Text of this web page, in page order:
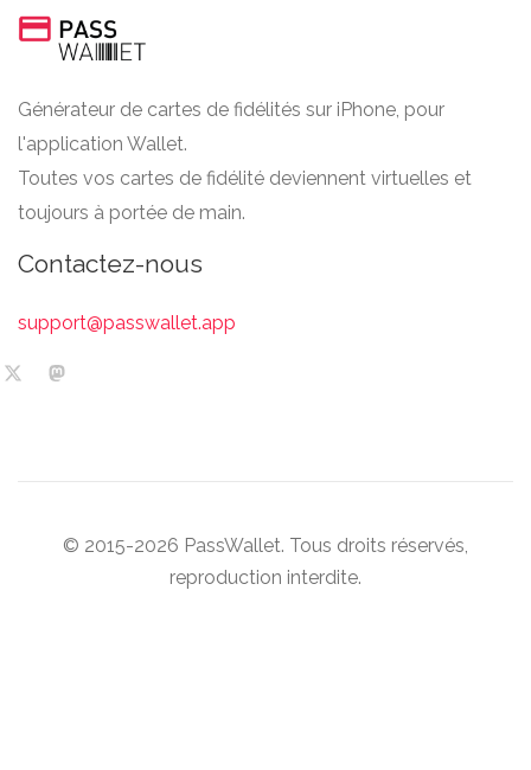
Générateur de cartes de fidélités sur iPhone, pour
l'application Wallet.
Toutes vos cartes de fidélité deviennent virtuelles et
toujours à portée de main.
Contactez-nous
support@passwallet.app
© 2015-2026 PassWallet. Tous droits réservés,
reproduction interdite.